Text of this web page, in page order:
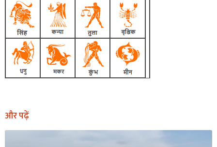
और पढ़ें